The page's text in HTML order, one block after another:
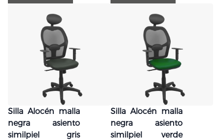
Silla Alocén malla
negra asiento
similpiel gris
Silla Alocén malla
negra asiento
similpiel verde